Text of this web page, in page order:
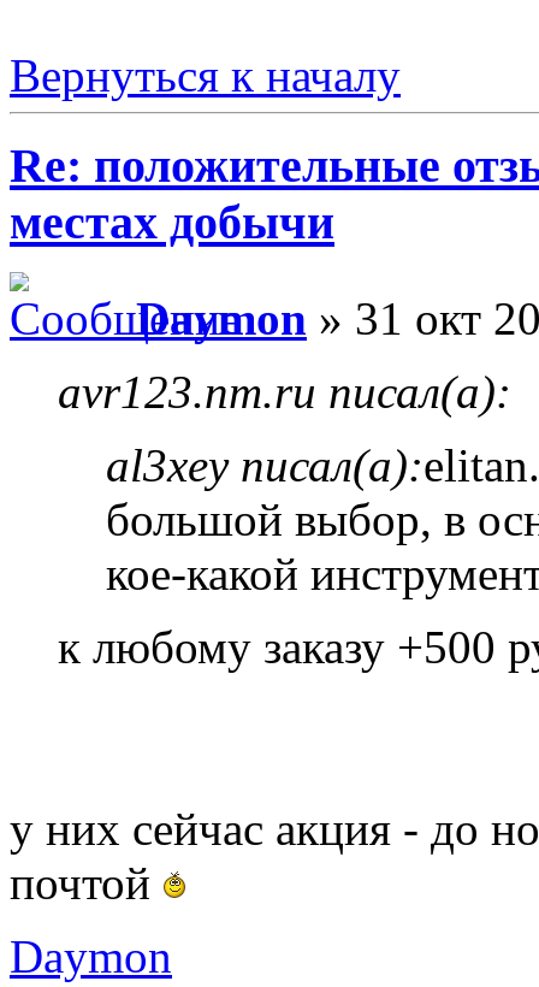
Вернуться к началу
Re: положительные
местах добычи
Daymon » 31 окт
avr123.nm.ru писал(а):
al3xey писал(а):
большой выбор, в
кое-какой
к любому заказу +500
у них сейчас акция - до
почтой
Daymon